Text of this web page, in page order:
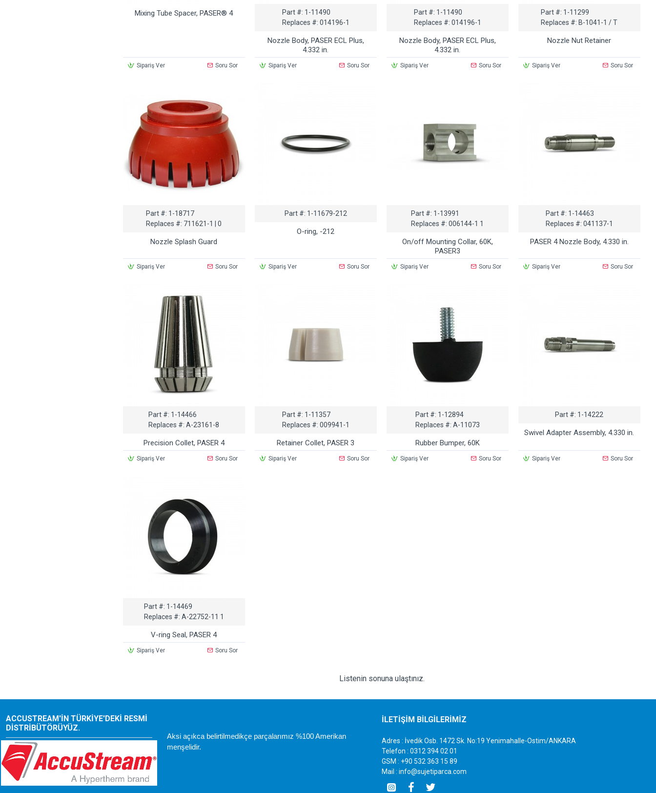
Mixing Tube Spacer, PASER® 4
Sipariş Ver Soru Sor
Part #: 1-11490
Replaces #: 014196-1
Nozzle Body, PASER ECL Plus,
4.332 in.
Sipariş Ver Soru Sor
Part #: 1-11490
Replaces #: 014196-1
Nozzle Body, PASER ECL Plus,
4.332 in.
Sipariş Ver Soru Sor
Part #: 1-11299
Replaces #: B-1041-1 / T
Nozzle Nut Retainer
Sipariş Ver Soru Sor
Part #: 1-18717
Replaces #: 711621-1 | 0
Nozzle Splash Guard
Sipariş Ver Soru Sor
Part #: 1-11679-212
O-ring, -212
Sipariş Ver Soru Sor
Part #: 1-13991
Replaces #: 006144-1 1
On/off Mounting Collar, 60K,
PASER3
Sipariş Ver Soru Sor
Part #: 1-14463
Replaces #: 041137-1
PASER 4 Nozzle Body, 4.330 in.
Sipariş Ver Soru Sor
Part #: 1-14466
Replaces #: A-23161-8
Precision Collet, PASER 4
Sipariş Ver Soru Sor
Part #: 1-11357
Replaces #: 009941-1
Retainer Collet, PASER 3
Sipariş Ver Soru Sor
Part #: 1-12894
Replaces #: A-11073
Rubber Bumper, 60K
Sipariş Ver Soru Sor
Part #: 1-14222
Swivel Adapter Assembly, 4.330 in.
Sipariş Ver Soru Sor
Part #: 1-14469
Replaces #: A-22752-11 1
V-ring Seal, PASER 4
Sipariş Ver Soru Sor
Listenin sonuna ulaştınız.
ACCUSTREAM'IN TÜRKIYE'DEKI RESMI
DISTRIBÜTÖRÜYÜZ.
Aksi açıkca belirtilmedikçe parçalarımız %100 Amerikan
menşelidir.
İLETİŞİM BİLGİLERİMİZ
Adres : İvedik Osb. 1472 Sk. No:19 Yenimahalle-Ostim/ANKARA
Telefon : 0312 394 02 01
GSM : +90 532 363 15 89
Mail : info@sujetiparca.com